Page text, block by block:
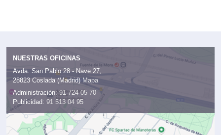
NUESTRAS OFICINAS
Avda. San Pablo 28 - Nave 27,
28823 Coslada (Madrid) Mapa
Administración: 91 724 05 70
Publicidad: 91 513 04 95